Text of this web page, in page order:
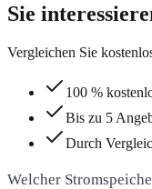
Sie
Vergleichen Sie
100 %
Bis zu 5
Durch
Welcher